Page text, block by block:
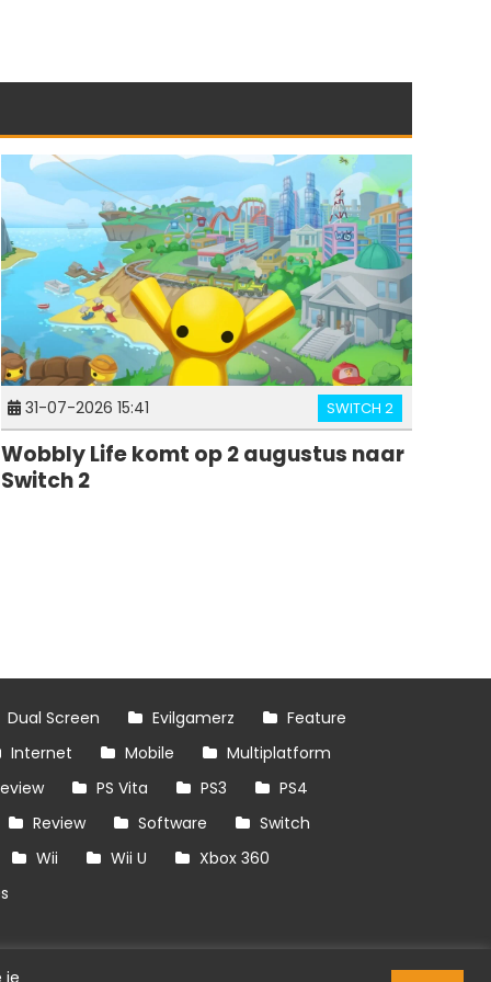
31-07-2026 15:41 SWITCH 2
Wobbly Life komt op 2 augustus naar
Switch 2
Dual Screen Evilgamerz
Feature
Internet Mobile
Multiplatform
PS Vita PS3
PS4
Review Software
Switch
Wii Wii U
Xbox 360
je